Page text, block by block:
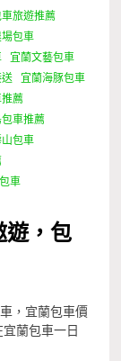
旅遊推薦
包車
宜蘭文藝包車
送
宜蘭海豚包車
薦
車推薦
包車
車
遊，包
，宜蘭包車價
蘭包車一日